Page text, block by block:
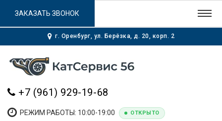
г. Оренбург, ул. Берёзка, д. 20, корп. 2
+7 (961) 929-19-68
РЕЖИМ РАБОТЫ: 10:00-19:00 ОТКРЫТО
ЗАКАЗАТЬ ЗВОНОК